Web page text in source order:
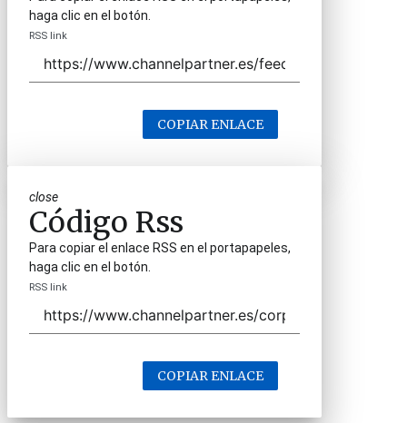
haga clic en el botón.
RSS link
COPIAR ENLACE
close
Código Rss
Para copiar el enlace RSS en el portapapeles,
haga clic en el botón.
RSS link
COPIAR ENLACE